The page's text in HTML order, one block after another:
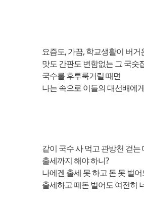
요즘도, 가끔, 학교생활이 버거
맛도 간판도 변함없는 그 국숫
국수를 후루룩거릴 때면
나는 속으로 이들의 대선배에게
같이 국수 사 먹고 관방천 걷는
출세까지 해야 하니?
나에겐 출세 못 하고 돈 못 벌어
출세하고 떼돈 벌어도 여전히